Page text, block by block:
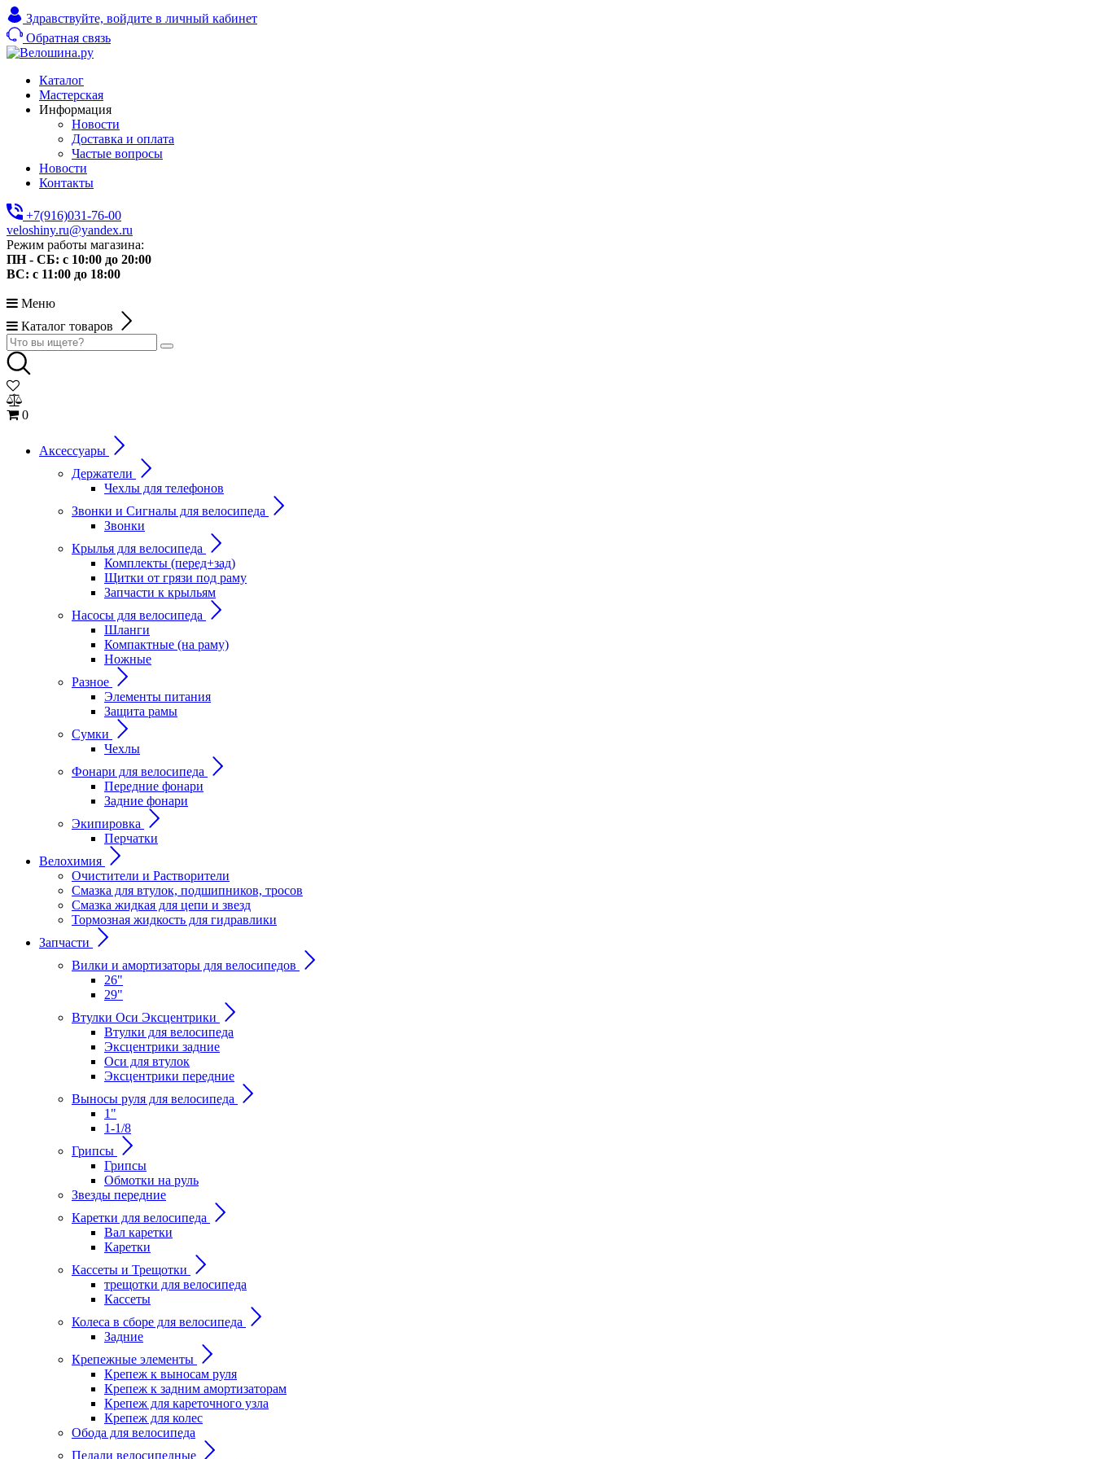
Здравствуйте, войдите в личный кабинет
Обратная связь
Каталог
Мастерская
Информация
Новости
Доставка и оплата
Частые вопросы
Новости
Контакты
+7(916)031-76-00
veloshiny.ru@yandex.ru
Режим работы магазина:
ПН - СБ: с 10:00 до 20:00
ВС: с 11:00 до 18:00
Меню
Каталог товаров
0
Аксессуары
Держатели
Чехлы для телефонов
Звонки и Сигналы для велосипеда
Звонки
Крылья для велосипеда
Комплекты (перед+зад)
Щитки от грязи под раму
Запчасти к крыльям
Насосы для велосипеда
Шланги
Компактные (на раму)
Ножные
Разное
Элементы питания
Защита рамы
Сумки
Чехлы
Фонари для велосипеда
Передние фонари
Задние фонари
Экипировка
Перчатки
Велохимия
Очистители и Растворители
Смазка для втулок, подшипников, тросов
Смазка жидкая для цепи и звезд
Тормозная жидкость для гидравлики
Запчасти
Вилки и амортизаторы для велосипедов
26"
29"
Втулки Оси Эксцентрики
Втулки для велосипеда
Эксцентрики задние
Оси для втулок
Эксцентрики передние
Выносы руля для велосипеда
1"
1-1/8
Грипсы
Грипсы
Обмотки на руль
Звезды передние
Каретки для велосипеда
Вал каретки
Каретки
Кассеты и Трещотки
трещотки для велосипеда
Кассеты
Колеса в сборе для велосипеда
Задние
Крепежные элементы
Крепеж к выносам руля
Крепеж к задним амортизаторам
Крепеж для кареточного узла
Крепеж для колес
Обода для велосипеда
Педали велосипедные